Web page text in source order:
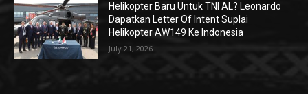
Helikopter Baru Untuk TNI AL? Leonardo
Dapatkan Letter Of Intent Suplai
Helikopter AW149 Ke Indonesia
July 21, 2026